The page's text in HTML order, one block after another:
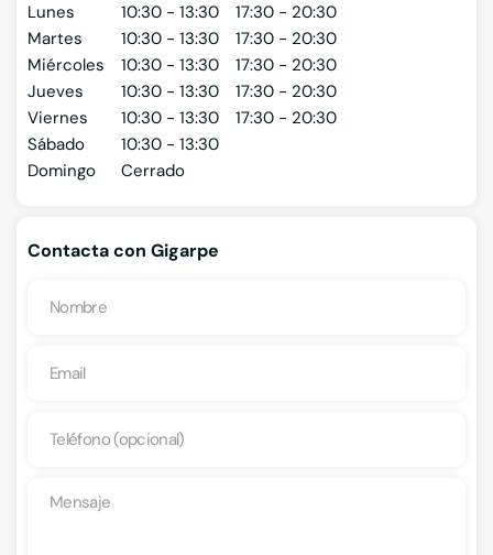
Lunes 10:30 - 13:30
17:30 - 20:30
Martes
10:30 - 13:30
17:30 - 20:30
Miércoles
10:30 - 13:30
17:30 - 20:30
Jueves
10:30 - 13:30
17:30 - 20:30
Viernes
10:30 - 13:30
17:30 - 20:30
Sábado
10:30 - 13:30
Domingo
Cerrado
Contacta con Gigarpe